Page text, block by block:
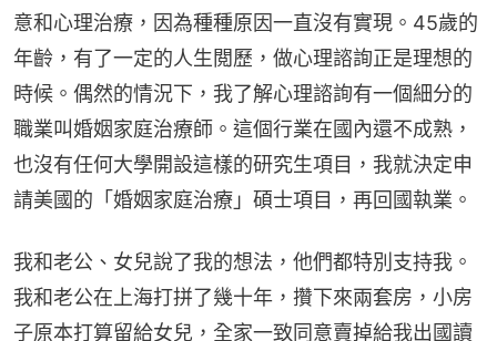
意和心理治療，因為種種原因一直沒有實現。45歲的
年齡，有了一定的人生閲歷，做心理諮詢正是理想的
時候。偶然的情況下，我了解心理諮詢有一個細分的
職業叫婚姻家庭治療師。這個行業在國內還不成熟，
也沒有任何大學開設這樣的研究生項目，我就決定申
請美國的「婚姻家庭治療」碩士項目，再回國執業。
我和老公、女兒說了我的想法，他們都特別支持我。
我和老公在上海打拼了幾十年，攢下來兩套房，小房
子原本打算留給女兒，全家一致同意賣掉給我出國讀